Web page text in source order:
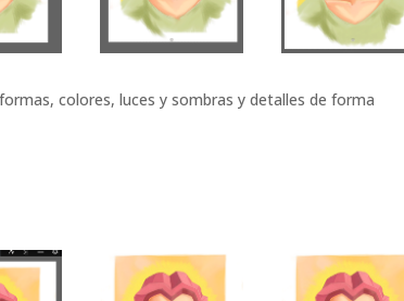
colores, luces y sombras y detalles de forma